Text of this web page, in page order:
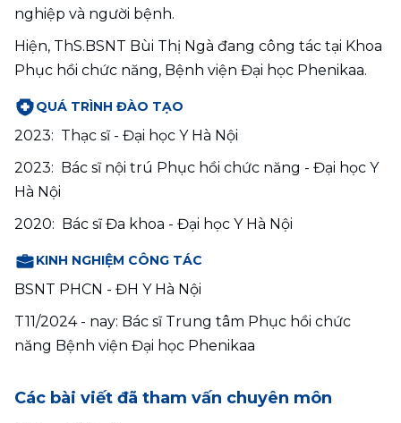
nghiệp và người bệnh.
Hiện, ThS.BSNT Bùi Thị Ngà đang công tác tại Khoa
Phục hồi chức năng, Bệnh viện Đại học Phenikaa.
QUÁ TRÌNH ĐÀO TẠO
2023:  Thạc sĩ - Đại học Y Hà Nội
2023:  Bác sĩ nội trú Phục hồi chức năng - Đại học Y
Hà Nội
2020:  Bác sĩ Đa khoa - Đại học Y Hà Nội
KINH NGHIỆM CÔNG TÁC
BSNT PHCN - ĐH Y Hà Nội
T11/2024 - nay: Bác sĩ Trung tâm Phục hồi chức
năng Bệnh viện Đại học Phenikaa
Các bài viết đã tham vấn chuyên môn